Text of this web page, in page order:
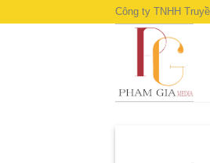
Công ty TNHH